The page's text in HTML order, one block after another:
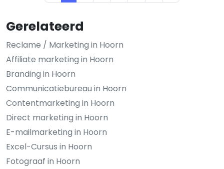
Gerelateerd
Reclame / Marketing in Hoorn
Affiliate marketing in Hoorn
Branding in Hoorn
Communicatiebureau in Hoorn
Contentmarketing in Hoorn
Direct marketing in Hoorn
E-mailmarketing in Hoorn
Excel-Cursus in Hoorn
Fotograaf in Hoorn